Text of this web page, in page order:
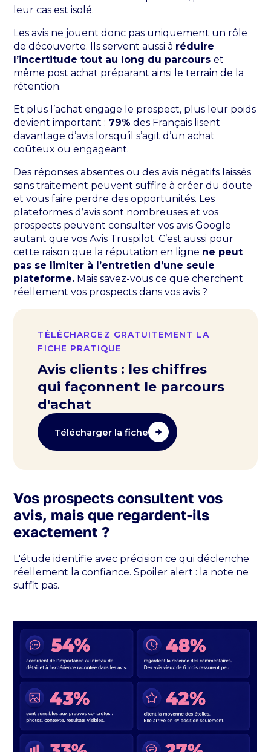
leur cas est isolé.
Les avis ne jouent donc pas uniquement un rôle
de découverte. Ils servent aussi à réduire
l’incertitude tout au long du parcourset
même post achat préparant ainsi le terrain de la
rétention.
Et plus l’achat engage le prospect, plus leur poids
devient important : 79% des Français lisent
davantage d’avis lorsqu’il s’agit d’un achat
coûteux ou engageant.
Des réponses absentes ou des avis négatifs laissés
sans traitement peuvent suffire à créer du doute
et vous faire perdre des opportunités. Les
plateformes d’avis sont nombreuses et vos
prospects peuvent consulter vos avis Google
autant que vos Avis Truspilot. C’est aussi pour
cette raison que la réputation en ligne ne peut
pas se limiter à l’entretien d’une seule
plateforme. Mais savez-vous ce que cherchent
réellement vos prospects dans vos avis ?
TÉLÉCHARGEZ GRATUITEMENT LA
FICHE PRATIQUE
Avis clients : les chiffres
qui façonnent le parcours
d'achat
Télécharger la fiche
Vos prospects consultent vos
avis, mais que regardent-ils
exactement ?
L'étude identifie avec précision ce qui déclenche
réellement la confiance. Spoiler alert : la note ne
suffit pas.